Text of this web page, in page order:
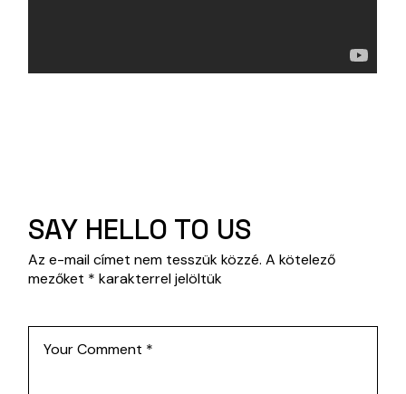
SAY HELLO TO US
Az e-mail címet nem tesszük közzé. A kötelező
mezőket * karakterrel jelöltük